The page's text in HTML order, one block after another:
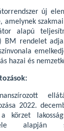
új
amelynek
alapú
BM rendelet
hazai és
2022.
körzet
alapján